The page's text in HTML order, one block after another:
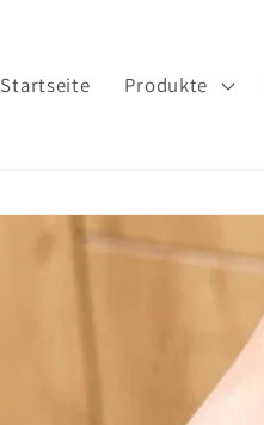
Startseite Produkte